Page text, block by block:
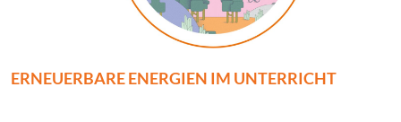
ERNEUERBARE ENERGIEN IM UNTERRICHT